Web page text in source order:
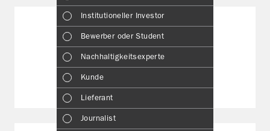
Institutioneller Investor
Bewerber oder Student
Nachhaltigkeitsexperte
Kunde
Lieferant
Journalist